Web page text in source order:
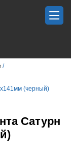
(черный)
Сатурн